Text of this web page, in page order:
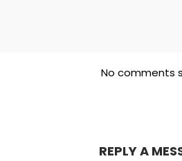
No comments
REPLY A